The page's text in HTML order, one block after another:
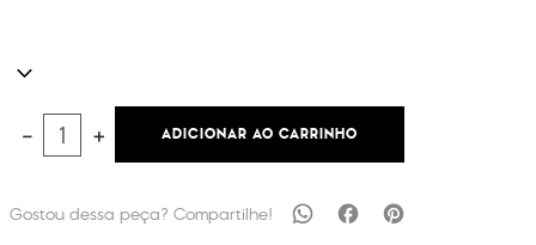
＋
－ ADICIONAR AO CARRINHO